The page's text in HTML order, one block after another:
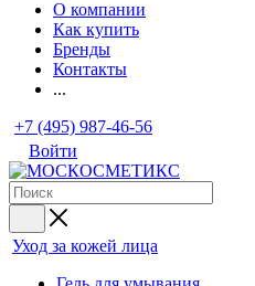
О компании
Как купить
Бренды
Контакты
...
+7 (495) 987-46-56
Войти
Уход за кожей лица